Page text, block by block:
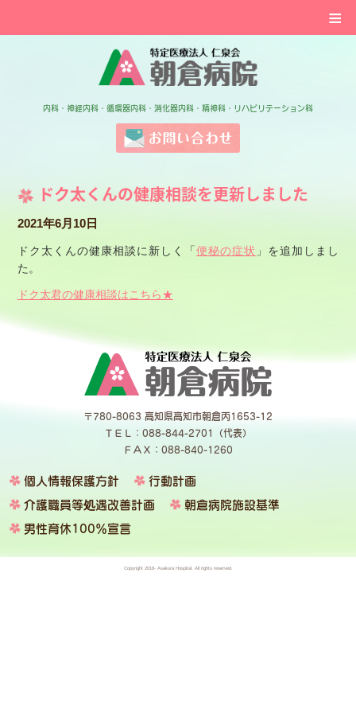
≡
内科・神経内科・循環器内科・消化器内科・精神科・リハビリテーション科
ドク太くんの健康相談を更新しました
2021年6月10日
ドク太くんの健康相談に新しく「便秘の症状 」を追加しまし
た。
ドク太君の健康相談はこちら★
〒780-8063 高知県高知市朝倉丙1653-12
ＴＥＬ：088-844-2701（代表）
ＦＡＸ：088-840-1260
個人情報保護方針
行動計画
介護職員等処遇改善計画
朝倉病院施設基準
男性育休100％宣言
Copyright 2018- Asakura Hospital. All rights reserved.